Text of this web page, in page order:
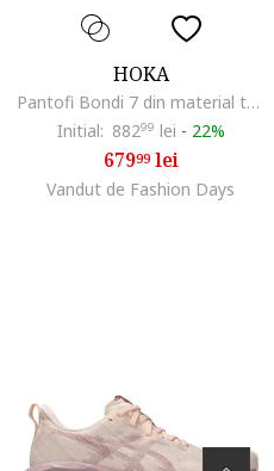
HOKA
Pantofi Bondi 7 din material textil cu garnituri din material sintetic pentru alergare, Negru
Initial: 88299 lei - 22%
67999lei
Vandut de Fashion Days